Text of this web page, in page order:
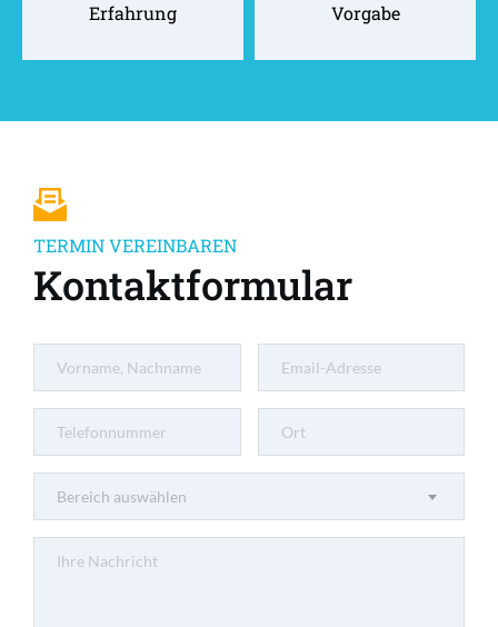
Erfahrung
Vorgabe
TERMIN VEREINBAREN
Kontaktformular
Bereich auswählen